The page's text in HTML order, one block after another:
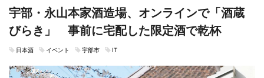
宇部・永山本家酒造場、オンラインで「酒蔵
びらき」 事前に宅配した限定酒で乾杯
日本酒 イベント 宇部市 IT